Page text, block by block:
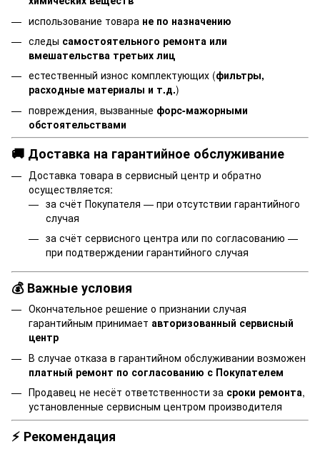
использование товара не по назначению
следы самостоятельного ремонта или
вмешательства третьих лиц
естественный износ комплектующих (фильтры,
расходные материалы и т.д.)
повреждения, вызванные форс-мажорными
обстоятельствами
🚚 Доставка на гарантийное обслуживание
Доставка товара в сервисный центр и обратно
осуществляется:
за счёт Покупателя — при отсутствии гарантийного
случая
за счёт сервисного центра или по согласованию —
при подтверждении гарантийного случая
💰 Важные условия
Окончательное решение о признании случая
гарантийным принимает авторизованный сервисный
центр
В случае отказа в гарантийном обслуживании возможен
платный ремонт по согласованию с Покупателем
Продавец не несёт ответственности за сроки ремонта,
установленные сервисным центром производителя
⚡ Рекомендация